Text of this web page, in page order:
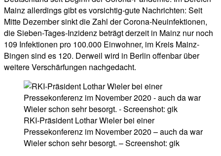
Mainz allerdings gibt es vorsichtig-gute Nachrichten: Seit
Mitte Dezember sinkt die Zahl der Corona-Neuinfektionen,
die Sieben-Tages-Inzidenz beträgt derzeit in Mainz nur noch
109 Infektionen pro 100.000 Einwohner, im Kreis Mainz-
Bingen sind es 120. Derweil wird in Berlin offenbar über
weitere Verschärfungen nachgedacht.
RKI-Präsident Lothar Wieler bei einer
Pressekonferenz im November 2020 – auch da war
Wieler schon sehr besorgt. – Screenshot: gik